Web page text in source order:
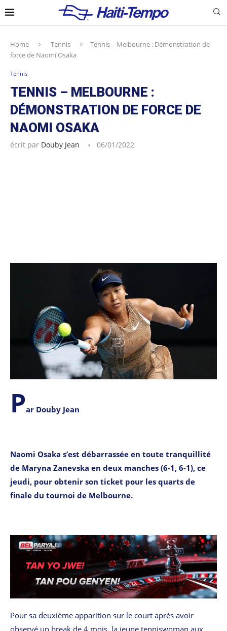
Home Tennis
Tennis – Melbourne : Démonstration de
force de Naomi Osaka
Tennis
TENNIS – MELBOURNE :
DÉMONSTRATION DE FORCE DE
NAOMI OSAKA
écrit par Douby Jean 06/01/2022
Par Douby Jean
Naomi Osaka s’est débarrassée en toute tranquillité
de Maryna Zanevska en deux manches (6-1, 6-1), ce
jeudi, pour obtenir son ticket pour les quarts de
finale du tournoi de Melbourne.
Pour sa deuxième apparition sur le court après avoir